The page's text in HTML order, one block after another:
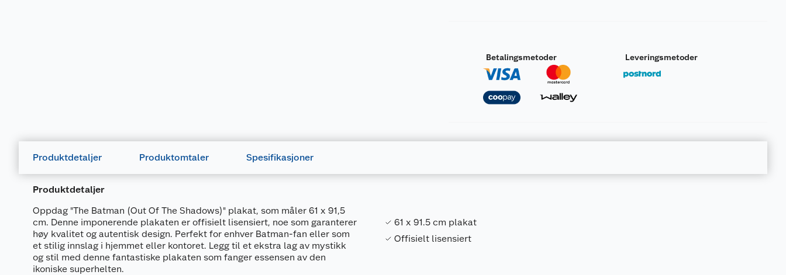
Betalingsmetoder Leveringsmetoder
Produktdetaljer Produktomtaler Spesifikasjoner
Produktdetaljer
Oppdag "The Batman (Out Of The Shadows)" plakat, som måler 61 x 91,5
cm. Denne imponerende plakaten er offisielt lisensiert, noe som garanterer
høy kvalitet og autentisk design. Perfekt for enhver Batman-fan eller som
et stilig innslag i hjemmet eller kontoret. Legg til et ekstra lag av mystikk
og stil med denne fantastiske plakaten som fanger essensen av den
ikoniske superhelten.
61 x 91.5 cm plakat
Offisielt lisensiert
Generelt